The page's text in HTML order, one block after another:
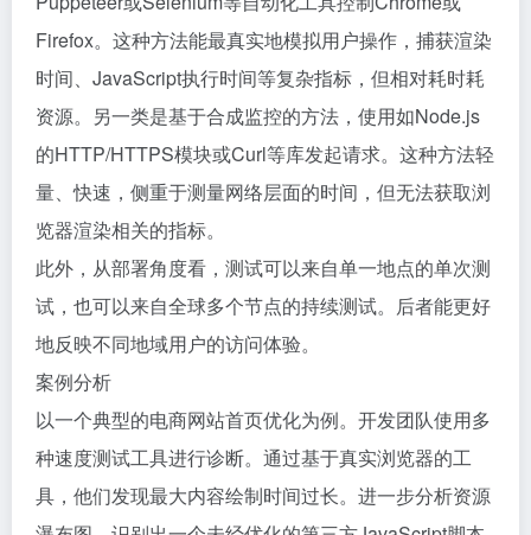
Firefox。这种方法能最真实地模拟用户操作，捕获渲染
时间、JavaScript执行时间等复杂指标，但相对耗时耗
资源。另一类是基于合成监控的方法，使用如Node.js
的HTTP/HTTPS模块或Curl等库发起请求。这种方法轻
量、快速，侧重于测量网络层面的时间，但无法获取浏
览器渲染相关的指标。
此外，从部署角度看，测试可以来自单一地点的单次测
试，也可以来自全球多个节点的持续测试。后者能更好
地反映不同地域用户的访问体验。
案例分析
以一个典型的电商网站首页优化为例。开发团队使用多
种速度测试工具进行诊断。通过基于真实浏览器的工
具，他们发现最大内容绘制时间过长。进一步分析资源